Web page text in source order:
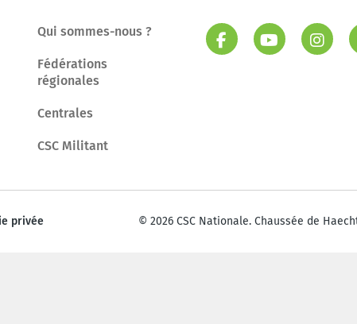
Qui sommes-nous ?
Fédérations
régionales
Centrales
CSC Militant
privée © 2026 CSC Nationale. Chaussée de